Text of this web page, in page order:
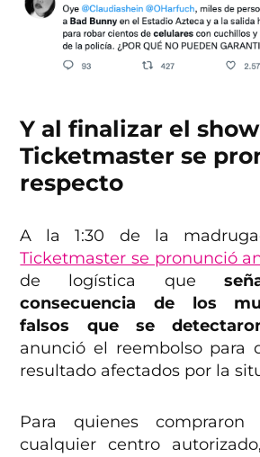
Y al finalizar el show
Ticketmaster se
respecto
A la 1:30 de la
Ticketmaster se pronunció
de logística que
consecuencia de los
falsos que se
anunció el reembolso para
resultado afectados por la
Para quienes
cualquier centro autorizado,